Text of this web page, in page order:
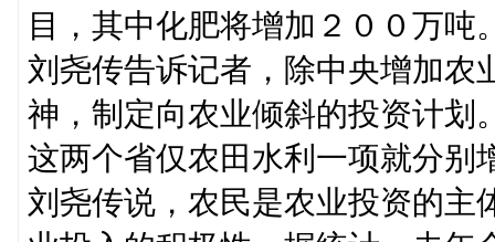
目，其中化肥将增加２００万吨
刘尧传告诉记者，除中央增加农
神，制定向农业倾斜的投资计划
这两个省仅农田水利一项就分别
刘尧传说，农民是农业投资的主